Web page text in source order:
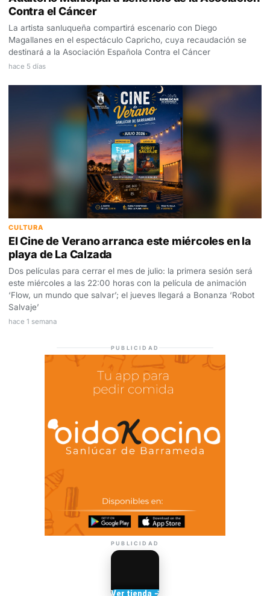
Contra el Cáncer
La artista sanluqueña compartirá escenario con Diego
Magallanes en el espectáculo Capricho, cuya recaudación se
destinará a la Asociación Española Contra el Cáncer
hace 5 días
CULTURA
El Cine de Verano arranca este miércoles en la
playa de La Calzada
Dos películas para cerrar el mes de julio: la primera sesión será
este miércoles a las 22:00 horas con la película de animación
‘Flow, un mundo que salvar’; el jueves llegará a Bonanza ‘Robot
Salvaje’
hace 1 semana
PUBLICIDAD
PUBLICIDAD
Camisetas de Sanlúcar
Ver tienda →